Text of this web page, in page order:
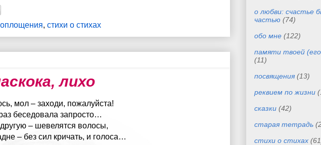
, стихи о стихах
лихо
мол – заходи, пожалуйста!
беседовала запросто…
– шевелятся волосы,
– без сил кричать, и голоса…
о любви: счастье
частью (74)
обо мне (122)
памяти твоей
(11)
посвящения (13)
реквием по жизни
сказки (42)
старая тетрадь
стихи о стихах